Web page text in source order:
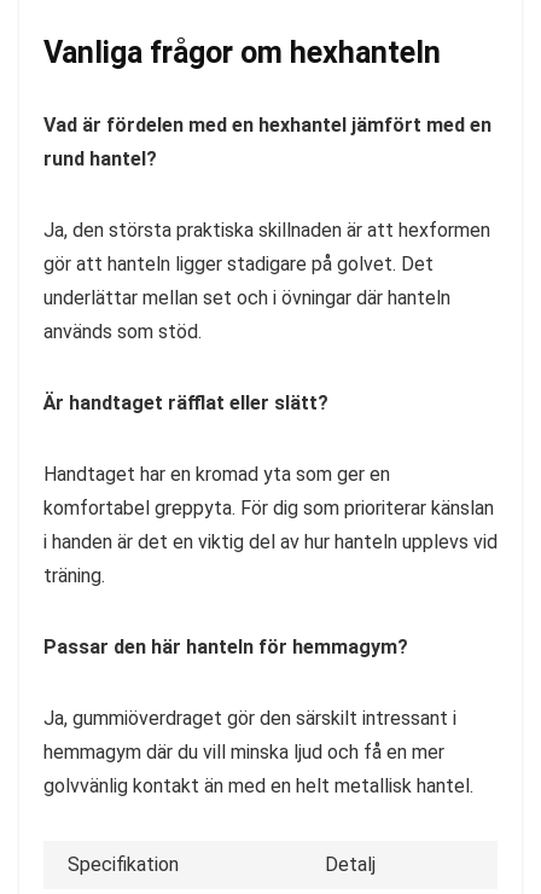
Vanliga frågor om hexhanteln
Vad är fördelen med en hexhantel jämfört med en
rund hantel?
Ja, den största praktiska skillnaden är att hexformen
gör att hanteln ligger stadigare på golvet. Det
underlättar mellan set och i övningar där hanteln
används som stöd.
Är handtaget räfflat eller slätt?
Handtaget har en kromad yta som ger en
komfortabel greppyta. För dig som prioriterar känslan
i handen är det en viktig del av hur hanteln upplevs vid
träning.
Passar den här hanteln för hemmagym?
Ja, gummiöverdraget gör den särskilt intressant i
hemmagym där du vill minska ljud och få en mer
golvvänlig kontakt än med en helt metallisk hantel.
Specifikation Detalj